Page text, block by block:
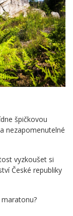
špičkovou
nezapomenutelné
vyzkoušet si
České republiky